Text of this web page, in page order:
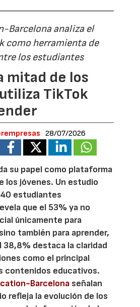
Barcelona analiza el
como herramienta de
los estudiantes
mitad de los
TikTok
28/07/2026
su papel como plataforma
los jóvenes. Un estudio
estudiantes
que el 53% ya no
únicamente para
también para aprender,
38,8% destaca la claridad
como el principal
contenidos educativos.
Barcelona señalan
refleja la evolución de los